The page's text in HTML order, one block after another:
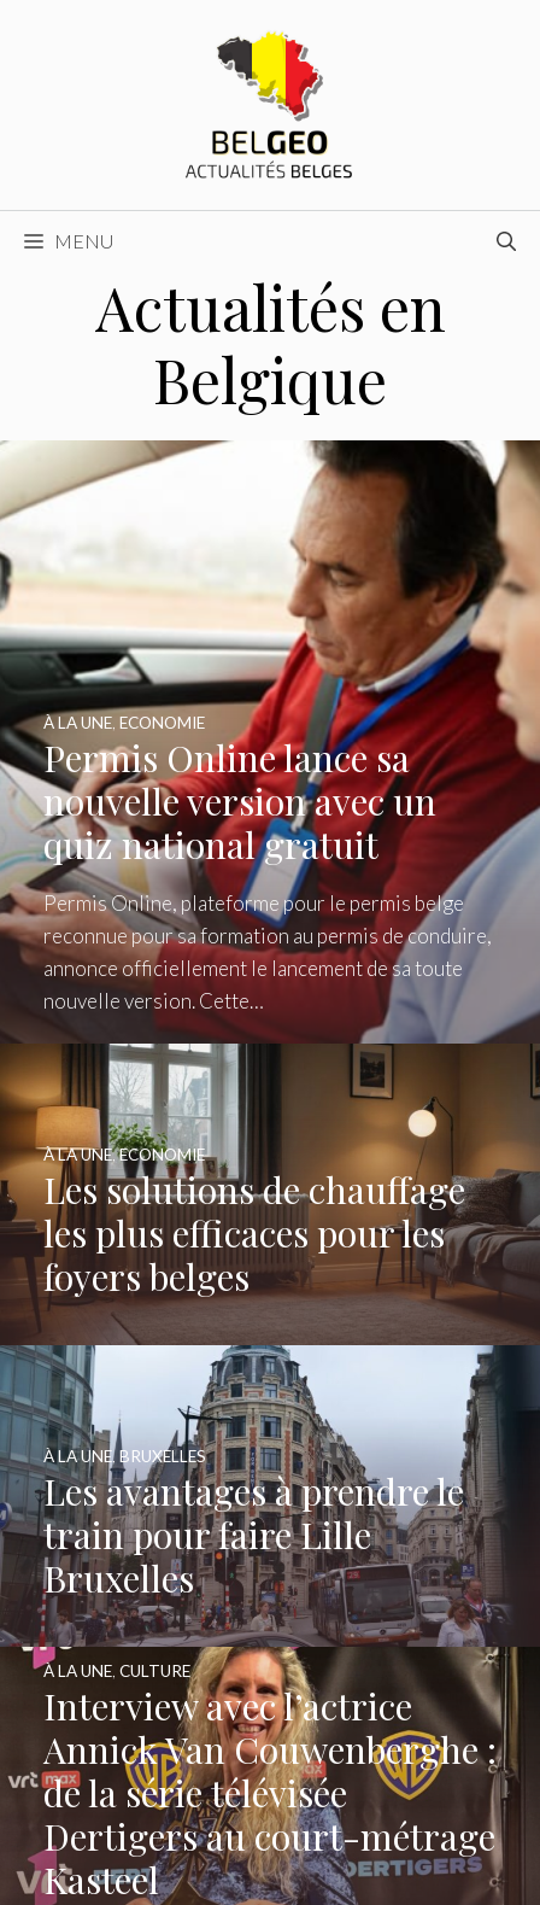
MENU
Actualités en
Belgique
Permis Online lance sa
nouvelle version avec un
quiz national gratuit
À LA UNE, ECONOMIE
Permis Online, plateforme pour le permis belge
reconnue pour sa formation au permis de conduire,
annonce officiellement le lancement de sa toute
nouvelle version. Cette…
Les solutions de chauffage
les plus efficaces pour les
foyers belges
À LA UNE,ECONOMIE
Les avantages à prendre le
train pour faire Lille
Bruxelles
À LA UNE,BRUXELLES
Interview avec l’actrice
Annick Van Couwenberghe :
de la série télévisée
Dertigers au court-métrage
Kasteel
À LA UNE, CULTURE